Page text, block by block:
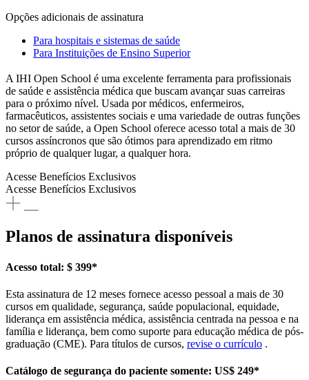
Opções adicionais de assinatura
Para hospitais e sistemas de saúde
Para Instituições de Ensino Superior
A IHI Open School é uma excelente ferramenta para profissionais
de saúde e assistência médica que buscam avançar suas carreiras
para o próximo nível. Usada por médicos, enfermeiros,
farmacêuticos, assistentes sociais e uma variedade de outras funções
no setor de saúde, a Open School oferece acesso total a mais de 30
cursos assíncronos que são ótimos para aprendizado em ritmo
próprio de qualquer lugar, a qualquer hora.
Acesse Benefícios Exclusivos
Acesse Benefícios Exclusivos
Planos de assinatura disponíveis
Acesso total: $ 399*
Esta assinatura de 12 meses fornece acesso pessoal a mais de 30
cursos em qualidade, segurança, saúde populacional, equidade,
liderança em assistência médica, assistência centrada na pessoa e na
família e liderança, bem como suporte para educação médica de pós-
graduação (CME). Para títulos de cursos, revise o currículo .
Catálogo de segurança do paciente somente: US$ 249*